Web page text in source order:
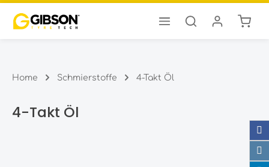
Zum Hauptinhalt springen
Home Schmierstoffe 4-Takt Öl
4-Takt Öl